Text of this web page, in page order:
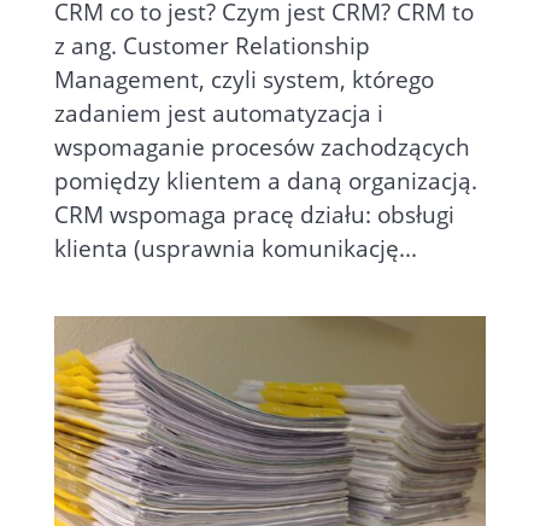
CRM co to jest? Czym jest CRM? CRM to
z ang. Customer Relationship
Management, czyli system, którego
zadaniem jest automatyzacja i
wspomaganie procesów zachodzących
pomiędzy klientem a daną organizacją.
CRM wspomaga pracę działu: obsługi
klienta (usprawnia komunikację...